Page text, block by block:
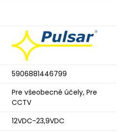
5906881446799
Pre všeobecné účely, Pre
CCTV
12VDC-23,9VDC